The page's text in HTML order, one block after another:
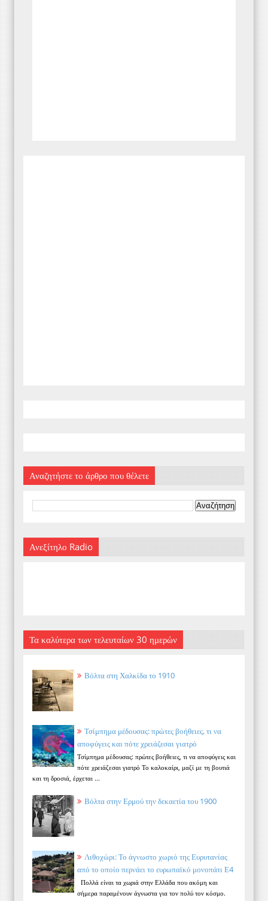
Αναζητήστε το άρθρο που θέλετε
Ανεξίτηλο Radio
Τα καλύτερα των τελευταίων 30 ημερών
Βόλτα στη Χαλκίδα το 1910
Τσίμπημα μέδουσας: πρώτες βοήθειες, τι να
αποφύγεις και πότε χρειάζεσαι γιατρό
Τσίμπημα μέδουσας: πρώτες βοήθειες, τι να αποφύγεις και
πότε χρειάζεσαι γιατρό Το καλοκαίρι, μαζί με τη βουτιά
και τη δροσιά, έρχεται ...
Βόλτα στην Ερμού την δεκαετία του 1900
Λιθοχώρι: Το άγνωστο χωριό της Ευρυτανίας
από το οποίο περνάει το ευρωπαϊκό μονοπάτι Ε4
Πολλά είναι τα χωριά στην Ελλάδα που ακόμη και
σήμερα παραμένουν άγνωστα για τον πολύ τον κόσμο.